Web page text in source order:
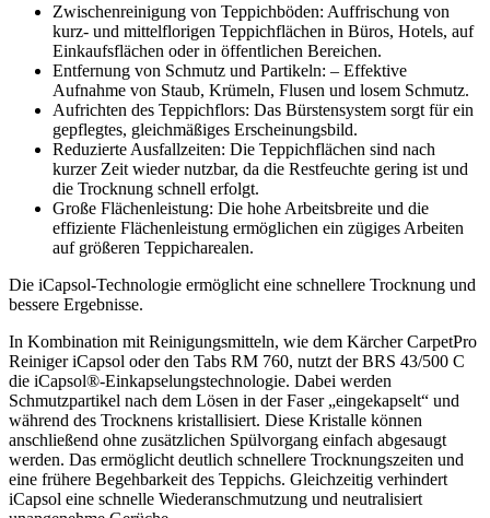
Zwischenreinigung von Teppichböden: Auffrischung von
kurz- und mittelflorigen Teppichflächen in Büros, Hotels, auf
Einkaufsflächen oder in öffentlichen Bereichen.
Entfernung von Schmutz und Partikeln: – Effektive
Aufnahme von Staub, Krümeln, Flusen und losem Schmutz.
Aufrichten des Teppichflors: Das Bürstensystem sorgt für ein
gepflegtes, gleichmäßiges Erscheinungsbild.
Reduzierte Ausfallzeiten: Die Teppichflächen sind nach
kurzer Zeit wieder nutzbar, da die Restfeuchte gering ist und
die Trocknung schnell erfolgt.
Große Flächenleistung: Die hohe Arbeitsbreite und die
effiziente Flächenleistung ermöglichen ein zügiges Arbeiten
auf größeren Teppicharealen.
Die iCapsol-Technologie ermöglicht eine schnellere Trocknung und
bessere Ergebnisse.
In Kombination mit Reinigungsmitteln, wie dem Kärcher CarpetPro
Reiniger iCapsol oder den Tabs RM 760, nutzt der BRS 43/500 C
die iCapsol®-Einkapselungstechnologie. Dabei werden
Schmutzpartikel nach dem Lösen in der Faser „eingekapselt“ und
während des Trocknens kristallisiert. Diese Kristalle können
anschließend ohne zusätzlichen Spülvorgang einfach abgesaugt
werden. Das ermöglicht deutlich schnellere Trocknungszeiten und
eine frühere Begehbarkeit des Teppichs. Gleichzeitig verhindert
iCapsol eine schnelle Wiederanschmutzung und neutralisiert